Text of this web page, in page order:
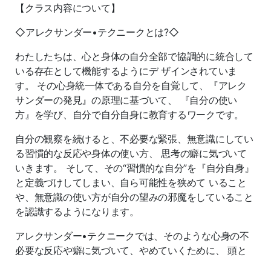
【クラス内容について】
◇アレクサンダー•テクニークとは?◇
わたしたちは、心と身体の自分全部で協調的に統合して
いる存在として機能するようにデ ザインされていま
す。 その心身統一体である自分を自覚して、『アレク
サンダーの発見』の原理に基づいて、 『自分の使い
方』を学び、自分で自分自身に教育するワークです。
自分の観察を続けると、不必要な緊張、無意識にしてい
る習慣的な反応や身体の使い方、 思考の癖に気づいて
いきます。 そして、その“習慣的な自分”を『自分自身』
と定義づけしてしまい、自ら可能性を狭めて いること
や、無意識の使い方が自分の望みの邪魔をしていること
を認識するようになります。
アレクサンダー•テクニークでは、そのような心身の不
必要な反応や癖に気づいて、やめていくために、 頭と